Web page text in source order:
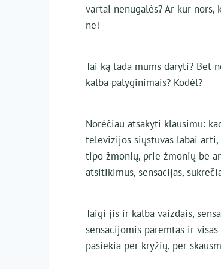
vartai nenugalės? Ar kur
ne!
Tai ką tada mums daryti? Bet
kalba palyginimais? Kodėl?
Norėčiau atsakyti klausimu:
televizijos siųstuvas labai arti,
tipo žmonių, prie žmonių be
atsitikimus, sensacijas,
Taigi jis ir kalba vaizdais,
sensacijomis paremtas ir
pasiekia per kryžių, per